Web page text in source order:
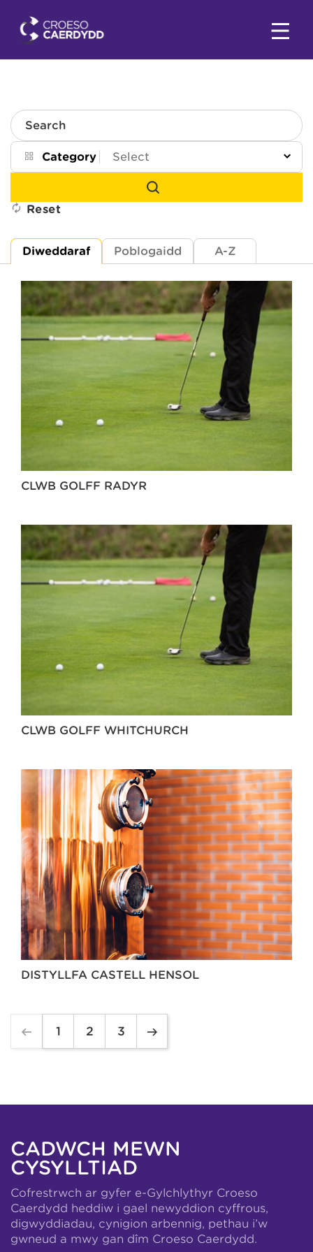
Search
Category
Reset
Diweddaraf Poblogaidd A-Z
CLWB GOLFF RADYR
CLWB GOLFF WHITCHURCH
DISTYLLFA CASTELL HENSOL
1 2 3
CADWCH MEWN
CYSYLLTIAD
Cofrestrwch ar gyfer e-Gylchlythyr Croeso
Caerdydd heddiw i gael newyddion cyffrous,
digwyddiadau, cynigion arbennig, pethau i’w
gwneud a mwy gan dîm Croeso Caerdydd.